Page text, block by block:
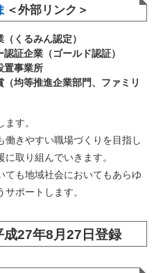
＜外部リンク＞
くるみん認定）
証企業（ゴールド認証）
置事業所
均等推進企業部門、ファミリ
す。
働きやすい職場づくりを目指し
取り組んでいきます。
ても地域社会においてもあらゆ
ポートします。
27年8月27日登録